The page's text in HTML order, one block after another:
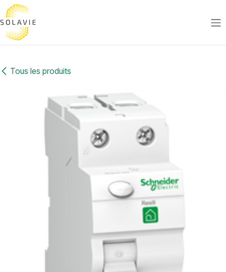
Se rendre au contenu
Tous les produits